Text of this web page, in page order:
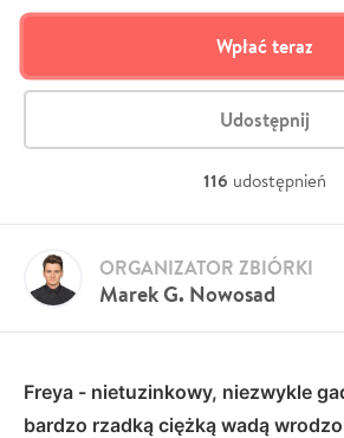
Wpłać teraz
Udostępnij
116 udostępnień
Marek G. Nowosad
ORGANIZATOR ZBIÓRKI
Freya - nietuzinkowy, niezwykle
bardzo rzadką ciężką wadą